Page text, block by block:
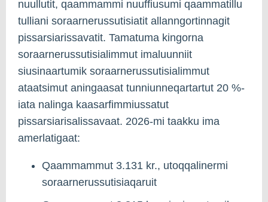
nuullutit, qaammammi nuuffiusumi qaammatillu
tulliani soraarnerussutisiatit allanngortinnagit
pissarsiarissavatit. Tamatuma kingorna
soraarnerussutisialimmut imaluunniit
siusinaartumik soraarnerussutisialimmut
ataatsimut aningaasat tunniunneqartartut 20 %-
iata nalinga kaasarfimmiussatut
pissarsiarisalissavaat. 2026-mi taakku ima
amerlatigaat:
Qaammammut 3.131 kr., utoqqalinermi
soraarnerussutisiaqaruit